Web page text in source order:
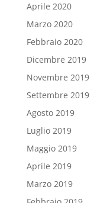
Aprile 2020
Marzo 2020
Febbraio 2020
Dicembre 2019
Novembre 2019
Settembre 2019
Agosto 2019
Luglio 2019
Maggio 2019
Aprile 2019
Marzo 2019